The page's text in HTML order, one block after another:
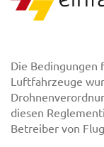
Die Bedingungen
Luftfahrzeuge
diesen
Betreiber von